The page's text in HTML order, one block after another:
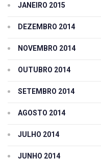
JANEIRO 2015
DEZEMBRO 2014
NOVEMBRO 2014
OUTUBRO 2014
SETEMBRO 2014
AGOSTO 2014
JULHO 2014
JUNHO 2014